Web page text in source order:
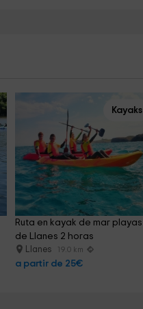
Kayaks
Ruta en kayak de mar playas
de Llanes 2 horas
Llanes 19.0 km
a partir de 25€